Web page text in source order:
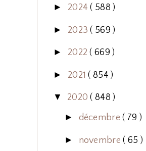
► 2024( 588 )
► 2023( 569 )
► 2022( 669 )
► 2021( 854 )
▼ 2020( 848 )
► décembre( 79 )
► novembre( 65 )